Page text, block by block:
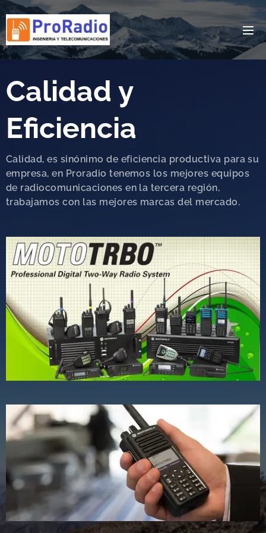
Calidad y
Eficiencia
Calidad, es sinónimo de eficiencia productiva para su
empresa, en Proradio tenemos los mejores equipos
de radiocomunicaciones en la tercera región,
trabajamos con las mejores marcas del mercado.